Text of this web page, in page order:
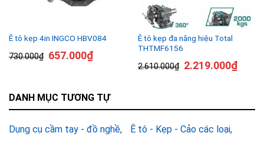
Ê tô kẹp 4in INGCO HBV084
730.000₫ 657.000₫
Ê tô kẹp đa năng hiệu Total
THTMF6156
2.610.000₫ 2.219.000₫
DANH MỤC TƯƠNG TỰ
Dụng cụ cầm tay - đồ nghề
Ê tô - Kẹp - Cảo các loại